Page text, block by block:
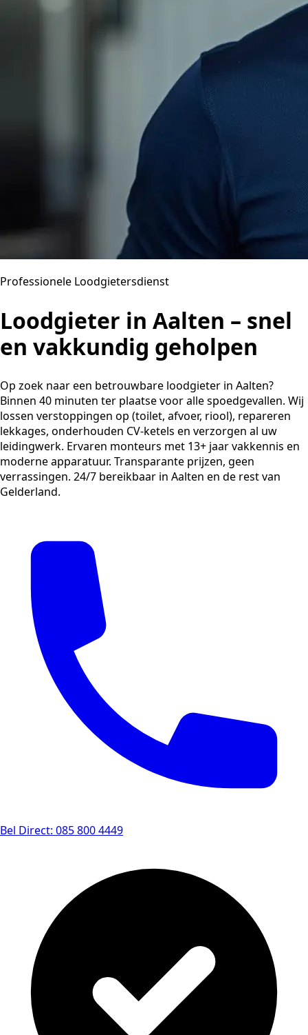
Professionele Loodgietersdienst
Loodgieter in Aalten – snel
en vakkundig geholpen
Op zoek naar een betrouwbare loodgieter in Aalten?
Binnen 40 minuten ter plaatse voor alle spoedgevallen. Wij
lossen verstoppingen op (toilet, afvoer, riool), repareren
lekkages, onderhouden CV-ketels en verzorgen al uw
leidingwerk. Ervaren monteurs met 13+ jaar vakkennis en
moderne apparatuur. Transparante prijzen, geen
verrassingen. 24/7 bereikbaar in Aalten en de rest van
Gelderland.
Bel Direct: 085 800 4449